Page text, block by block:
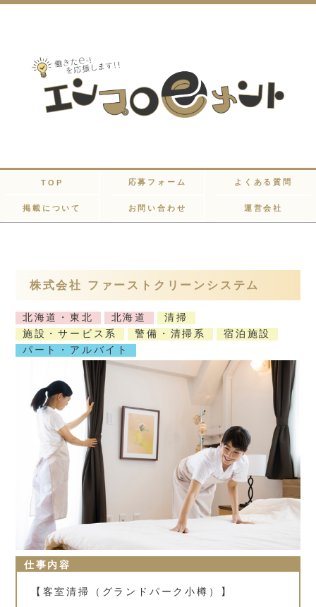
TOP 応募フォーム よくある質問
掲載について お問い合わせ 運営会社
株式会社 ファーストクリーンシステム
北海道・東北 北海道
清掃
施設・サービス系
警備・清掃系
宿泊施設
パート・アルバイト
仕事内容
【客室清掃（グランドパーク小樽）】